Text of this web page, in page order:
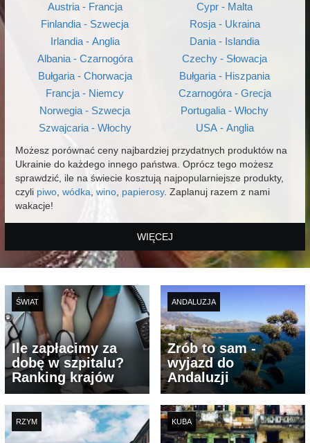
Austria - Francja
Finlandia - Szwecja
Irlandia - Anglia
Albania - Czarnogóra
Bułgaria - Chorwacja
Francja - Niemcy
Norwegia - Szwecja
Szwajcaria - Włochy
Cypr - Malta
Rosja - Ukraina
Dania - Islandia
Czechy - Słowacja
Bułgaria - Hiszpania
Czarnogóra - Grecja
Portugalia - Włochy
USA - Anglia
Możesz porównać ceny najbardziej przydatnych produktów na
Ukrainie do każdego innego państwa. Oprócz tego możesz
sprawdzić, ile na świecie kosztują najpopularniejsze produkty,
czyli piwo wódka wino papierosy. Zaplanuj razem z nami
wakacje!
WIĘCEJ
ŚWIAT
Ile zapłacimy za
dobę w szpitalu?
Ranking krajów
ANDALUZJA
Zrób to sam -
wyjazd do
Andaluzji
RZYM KUBA